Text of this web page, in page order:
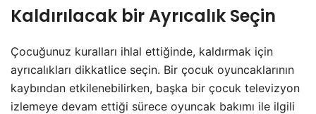
Kaldırılacak bir Ayrıcalık Seçin
Çocuğunuz kuralları ihlal ettiğinde, kaldırmak için
ayrıcalıkları dikkatlice seçin. Bir çocuk oyuncaklarının
kaybından etkilenebilirken, başka bir çocuk televizyon
izlemeye devam ettiği sürece oyuncak bakımı ile ilgili